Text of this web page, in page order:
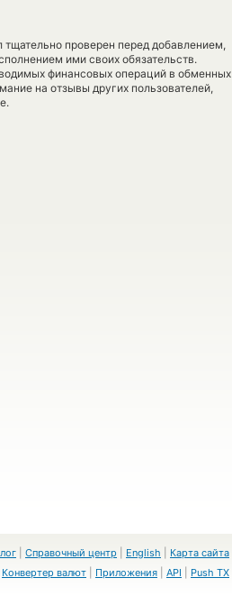
проверен перед добавлением,
ими своих обязательств.
финансовых операций в обменных
на отзывы других пользователей,
Справочный центр English
Карта сайта
Конвертер валют
Приложения API Push TX